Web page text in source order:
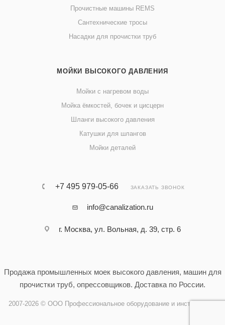
Прочистные машины REMS
Сантехнические тросы
Насадки для прочистки труб
МОЙКИ ВЫСОКОГО ДАВЛЕНИЯ
Мойки с нагревом воды
Мойка ёмкостей, бочек и цисцерн
Шланги высокого давления
Катушки для шлангов
Мойки деталей
+7 495 979-05-66 ЗАКАЗАТЬ ЗВОНОК
info@canalization.ru
г. Москва, ул. Вольная, д. 39, стр. 6
Продажа промышленных моек высокого давления, машин для
прочистки труб, опрессовщиков. Доставка по России.
2007-2026 © ООО Профессиональное оборудование и инструменты